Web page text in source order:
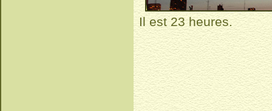
Il est 23 heures.